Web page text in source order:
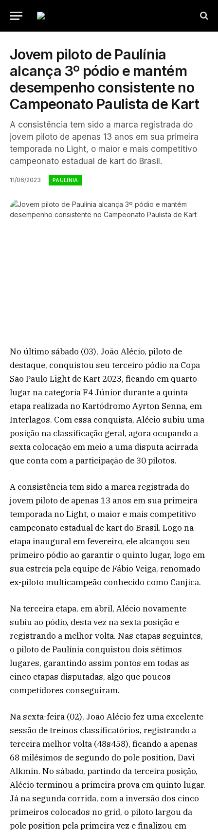
Jovem piloto de Paulínia
alcança 3º pódio e mantém
desempenho consistente no
Campeonato Paulista de Kart
A consistência tem sido a marca registrada do
jovem piloto de apenas 13 anos em sua primeira
temporada no Light, o maior e mais competitivo
campeonato estadual de kart do Brasil.
11/06/2023 PAULINIA
No último sábado (03), João Alécio, piloto de
destaque, conquistou seu terceiro pódio na Copa
São Paulo Light de Kart 2023, ficando em quarto
lugar na categoria F4 Júnior durante a quinta
etapa realizada no Kartódromo Ayrton Senna, em
Interlagos. Com essa conquista, Alécio subiu uma
posição na classificação geral, agora ocupando a
sexta colocação em meio a uma disputa acirrada
que conta com a participação de 30 pilotos.
A consistência tem sido a marca registrada do
jovem piloto de apenas 13 anos em sua primeira
temporada no Light, o maior e mais competitivo
campeonato estadual de kart do Brasil. Logo na
etapa inaugural em fevereiro, ele alcançou seu
primeiro pódio ao garantir o quinto lugar, logo em
sua estreia pela equipe de Fábio Veiga, renomado
ex-piloto multicampeão conhecido como Canjica.
Na terceira etapa, em abril, Alécio novamente
subiu ao pódio, desta vez na sexta posição e
registrando a melhor volta. Nas etapas seguintes,
o piloto de Paulínia conquistou dois sétimos
lugares, garantindo assim pontos em todas as
cinco etapas disputadas, algo que poucos
competidores conseguiram.
Na sexta-feira (02), João Alécio fez uma excelente
sessão de treinos classificatórios, registrando a
terceira melhor volta (48s458), ficando a apenas
68 milésimos de segundo do pole position, Davi
Alkmin. No sábado, partindo da terceira posição,
Alécio terminou a primeira prova em quinto lugar.
Já na segunda corrida, com a inversão dos cinco
primeiros colocados no grid, o piloto largou da
pole position pela primeira vez e finalizou em